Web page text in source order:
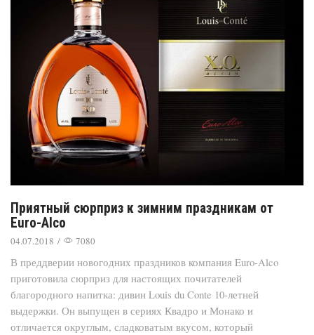
Приятный сюрприз к зимним праздникам от
Euro-Alco
04.07.2018 / 7080
В преддверии новогодних праздников компания Euro-Alco
приготовила сюрприз для настоящих почитателей
благородного напитка: дивин Louis du Conte 10-летней
выдержки. Он выпущен в сериях Квадро и Монако и
отличается округлым, сладковатым вкусом, который